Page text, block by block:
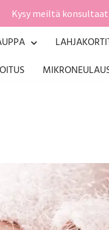
Kysy meiltä